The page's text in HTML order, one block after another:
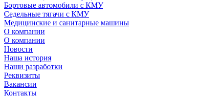
Бортовые автомобили с КМУ
Седельные тягачи с КМУ
Медицинские и санитарные машины
О компании
О компании
Новости
Наша история
Наши разработки
Реквизиты
Вакансии
Контакты